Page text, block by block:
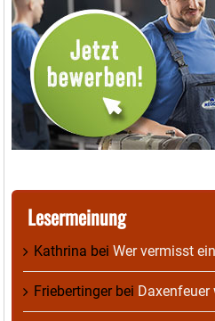
Lesermeinung
Kathrina bei Wer vermisst
Friebertingerbei Daxenfeuer